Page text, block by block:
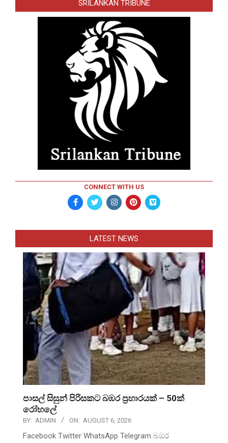
SRILANKAN TRIBUNE
CONNECT WITH US
LATEST NEWS
පාසල් සිසුන් පිරිසකට බඹර ප්‍රහාරයක් – 50ක්
රෝහලේ
BY: ADMIN ON: AUGUST 6, 2026
Facebook Twitter WhatsApp Telegram බඹර